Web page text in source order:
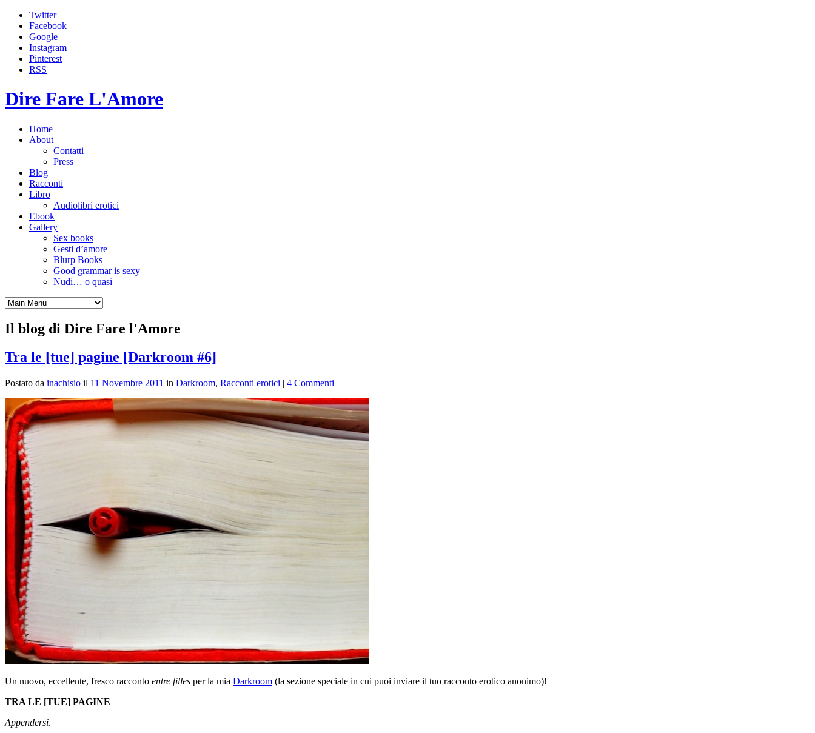
Twitter
Facebook
Google
Instagram
Pinterest
RSS
Dire Fare L'Amore
Home
About
Contatti
Press
Blog
Racconti
Libro
Audiolibri erotici
Ebook
Gallery
Sex books
Gesti d’amore
Blurp Books
Good grammar is sexy
Nudi… o quasi
Il blog di Dire Fare l'Amore
Tra le [tue] pagine [Darkroom #6]
Postato da inachisio il 11 Novembre 2011 in Darkroom, Racconti erotici | 4 Commenti
Un nuovo, eccellente, fresco racconto entre filles per la mia Darkroom (la sezione speciale in cui puoi inviare il tuo racconto erotico anonimo)!
TRA LE [TUE] PAGINE
Appendersi.